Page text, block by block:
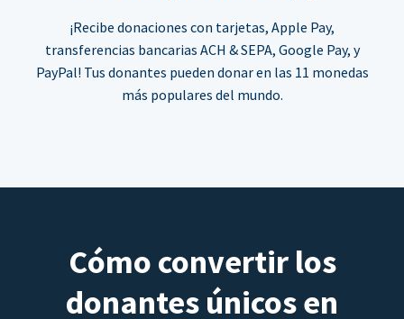
¡Recibe donaciones con tarjetas, Apple Pay,
transferencias bancarias ACH & SEPA, Google Pay, y
PayPal! Tus donantes pueden donar en las 11 monedas
más populares del mundo.
Cómo convertir los
donantes únicos en